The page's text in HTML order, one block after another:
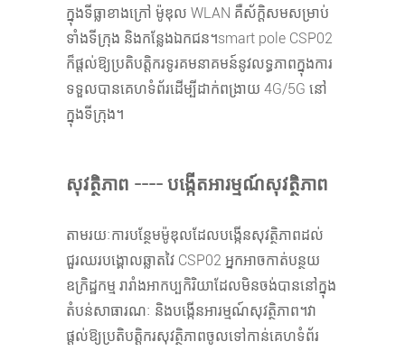
ក្នុងទីធ្លាខាងក្រៅ ម៉ូឌុល WLAN គឺស័ក្តិសមសម្រាប់
ទាំងទីក្រុង និងកន្លែងឯកជន។smart pole CSP02
ក៏ផ្តល់ឱ្យប្រតិបត្តិករទូរគមនាគមន៍នូវលទ្ធភាពក្នុងការ
ទទួលបានគេហទំព័រដើម្បីដាក់ពង្រាយ 4G/5G នៅ
ក្នុងទីក្រុង។
សុវត្ថិភាព ---- បង្កើតអារម្មណ៍សុវត្ថិភាព
តាមរយៈការបន្ថែមម៉ូឌុលដែលបង្កើនសុវត្ថិភាពដល់
ជួរឈរបង្គោលឆ្លាតវៃ CSP02 អ្នកអាចកាត់បន្ថយ
ឧក្រិដ្ឋកម្ម រារាំងអាកប្បកិរិយាដែលមិនចង់បាននៅក្នុង
តំបន់សាធារណៈ និងបង្កើនអារម្មណ៍សុវត្ថិភាព។វា
ផ្តល់ឱ្យប្រតិបត្តិករសុវត្ថិភាពចូលទៅកាន់គេហទំព័រ